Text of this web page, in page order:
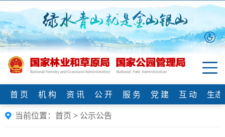
首 页 机 构 资 讯 公 开 服 务 党 建 互 动
生
当前位置： 首页 > 公示公告